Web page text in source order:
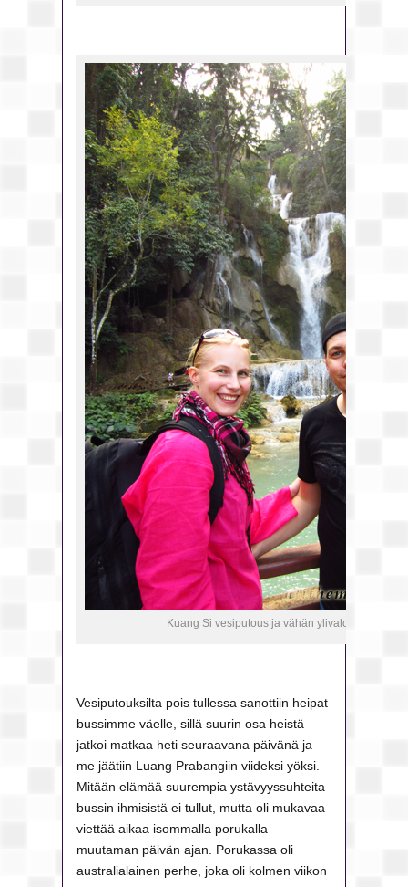
Kuang Si vesiputous ja vähän ylivalottunut
Vesiputouksilta pois tullessa sanottiin heipat
bussimme väelle, sillä suurin osa heistä
jatkoi matkaa heti seuraavana päivänä ja
me jäätiin Luang Prabangiin viideksi yöksi.
Mitään elämää suurempia ystävyyssuhteita
bussin ihmisistä ei tullut, mutta oli mukavaa
viettää aikaa isommalla porukalla
muutaman päivän ajan. Porukassa oli
australialainen perhe, joka oli kolmen viikon